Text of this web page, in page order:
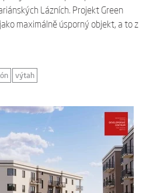
Lázních. Projekt Green
maximálně úsporný objekt, a to z
výtah